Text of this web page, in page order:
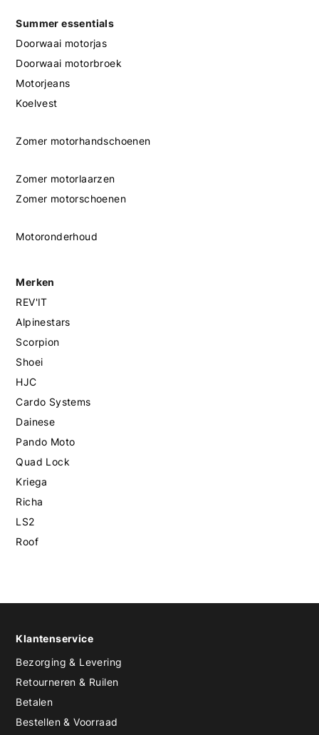
Summer essentials
Doorwaai motorjas
Doorwaai motorbroek
Motorjeans
Koelvest
Zomer motorhandschoenen
Zomer motorlaarzen
Zomer motorschoenen
Motoronderhoud
Merken
REV'IT
Alpinestars
Scorpion
Shoei
HJC
Cardo Systems
Dainese
Pando Moto
Quad Lock
Kriega
Richa
LS2
Roof
Klantenservice
Bezorging & Levering
Retourneren & Ruilen
Betalen
Bestellen & Voorraad